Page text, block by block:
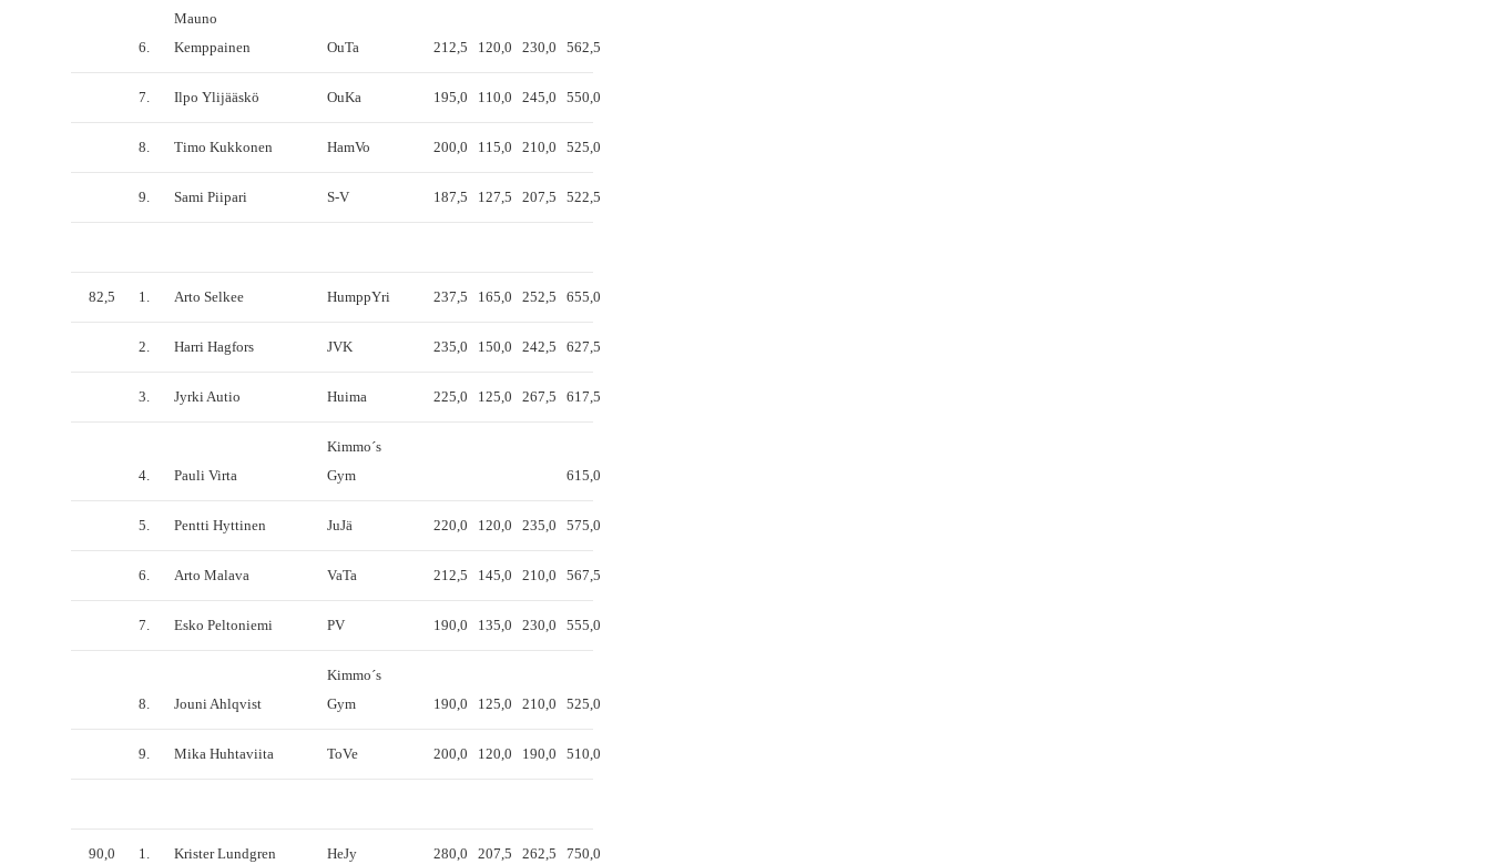
6.
Mauno
Kemppainen
OuTa 212,5 120,0 230,0 562,5
7. Ilpo Ylijääskö OuKa 195,0 110,0 245,0 550,0
8. Timo Kukkonen HamVo 200,0 115,0 210,0 525,0
9. Sami Piipari S-V 187,5 127,5 207,5 522,5
82,5 1. Arto Selkee HumppYri 237,5 165,0 252,5 655,0
2. Harri Hagfors JVK 235,0 150,0 242,5 627,5
3. Jyrki Autio Huima 225,0 125,0 267,5 617,5
4. Pauli Virta
Kimmo´s
Gym
615,0
5. Pentti Hyttinen JuJä 220,0 120,0 235,0 575,0
6. Arto Malava VaTa 212,5 145,0 210,0 567,5
7. Esko Peltoniemi PV 190,0 135,0 230,0 555,0
8. Jouni Ahlqvist
Kimmo´s
Gym
190,0 125,0 210,0 525,0
9. Mika Huhtaviita ToVe 200,0 120,0 190,0 510,0
90,0 1. Krister Lundgren HeJy 280,0 207,5 262,5 750,0